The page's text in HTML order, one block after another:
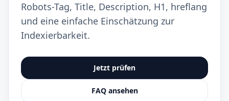
Robots-Tag, Title, Description, H1, hreflang
und eine einfache Einschätzung zur
Indexierbarkeit.
Jetzt prüfen
FAQ ansehen